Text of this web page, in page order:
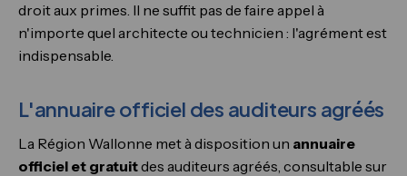
droit aux primes. Il ne suffit pas de faire appel à
n'importe quel architecte ou technicien : l'agrément est
indispensable.
L'annuaire officiel des auditeurs agréés
La Région Wallonne met à disposition un annuaire
officiel et gratuitdes auditeurs agréés, consultable sur